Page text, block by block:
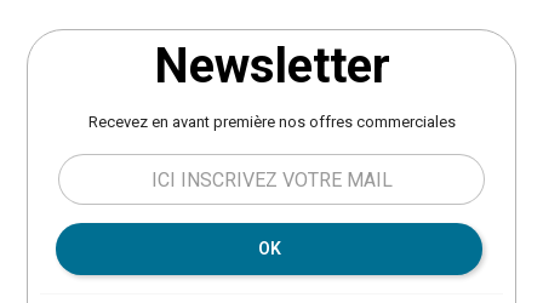
Newsletter
Recevez en avant première nos offres commerciales
OK